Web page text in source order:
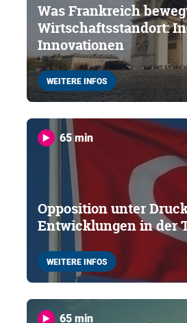
Was Frankreich
Wirtschaftsstandort:
Innovationen
WEITERE INFOS
65 min
Opposition unter
Entwicklungen in der
WEITERE INFOS
65 min